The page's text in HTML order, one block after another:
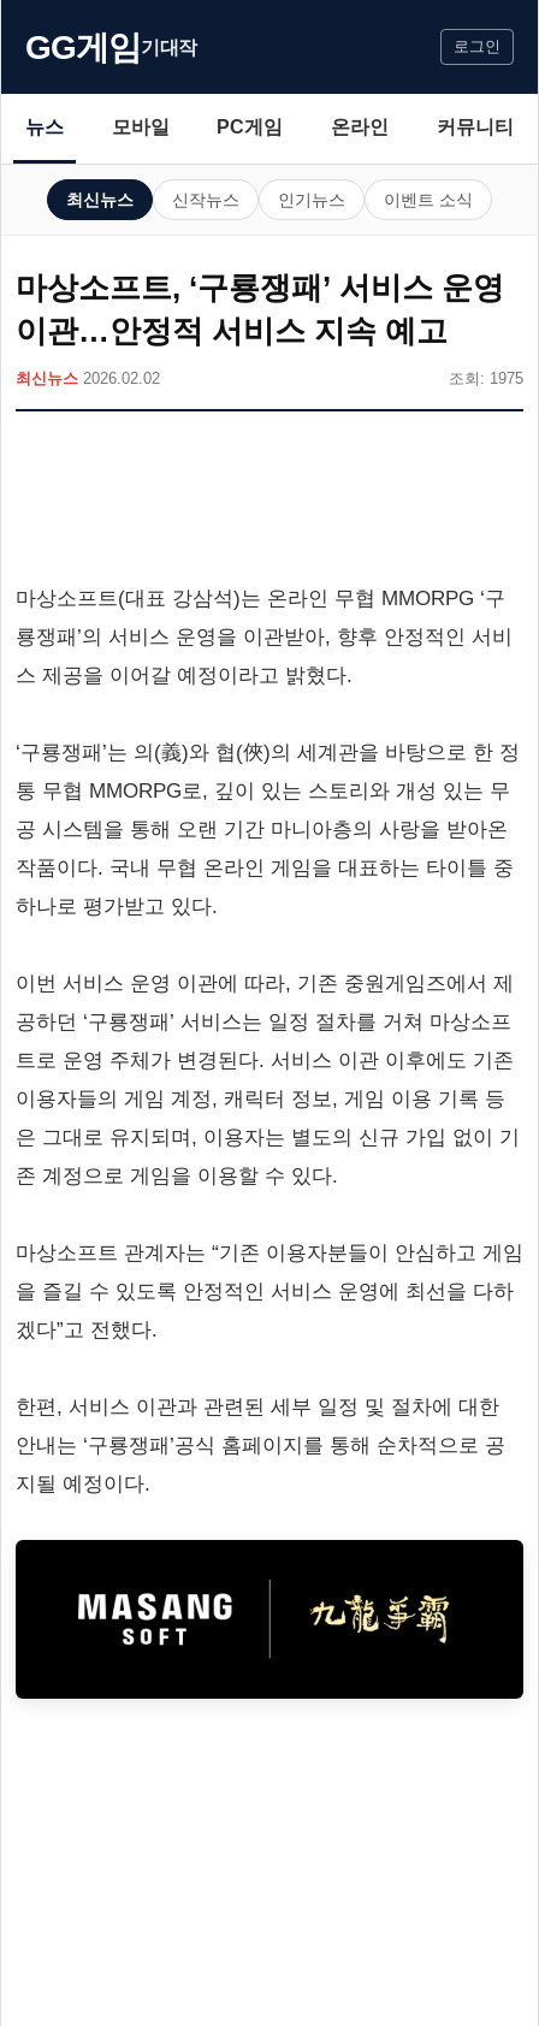
GG게임기대작 로그인
뉴스 모바일 PC게임 온라인 커뮤니티
최신뉴스 신작뉴스 인기뉴스 이벤트 소식
마상소프트, ‘구룡쟁패’ 서비스 운영
이관…안정적 서비스 지속 예고
최신뉴스 2026.02.02 조회: 1975
마상소프트(대표 강삼석)는 온라인 무협 MMORPG ‘구
룡쟁패’의 서비스 운영을 이관받아, 향후 안정적인 서비
스 제공을 이어갈 예정이라고 밝혔다.
‘구룡쟁패’는 의(義)와 협(俠)의 세계관을 바탕으로 한 정
통 무협 MMORPG로, 깊이 있는 스토리와 개성 있는 무
공 시스템을 통해 오랜 기간 마니아층의 사랑을 받아온
작품이다. 국내 무협 온라인 게임을 대표하는 타이틀 중
하나로 평가받고 있다.
이번 서비스 운영 이관에 따라, 기존 중원게임즈에서 제
공하던 ‘구룡쟁패’ 서비스는 일정 절차를 거쳐 마상소프
트로 운영 주체가 변경된다. 서비스 이관 이후에도 기존
이용자들의 게임 계정, 캐릭터 정보, 게임 이용 기록 등
은 그대로 유지되며, 이용자는 별도의 신규 가입 없이 기
존 계정으로 게임을 이용할 수 있다.
마상소프트 관계자는 “기존 이용자분들이 안심하고 게임
을 즐길 수 있도록 안정적인 서비스 운영에 최선을 다하
겠다”고 전했다.
한편, 서비스 이관과 관련된 세부 일정 및 절차에 대한
안내는 ‘구룡쟁패’공식 홈페이지를 통해 순차적으로 공
지될 예정이다.